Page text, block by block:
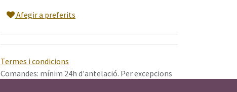
Afegir a preferits
Termes i condicions
Comandes: mínim 24h d'antelació. Per excepcions